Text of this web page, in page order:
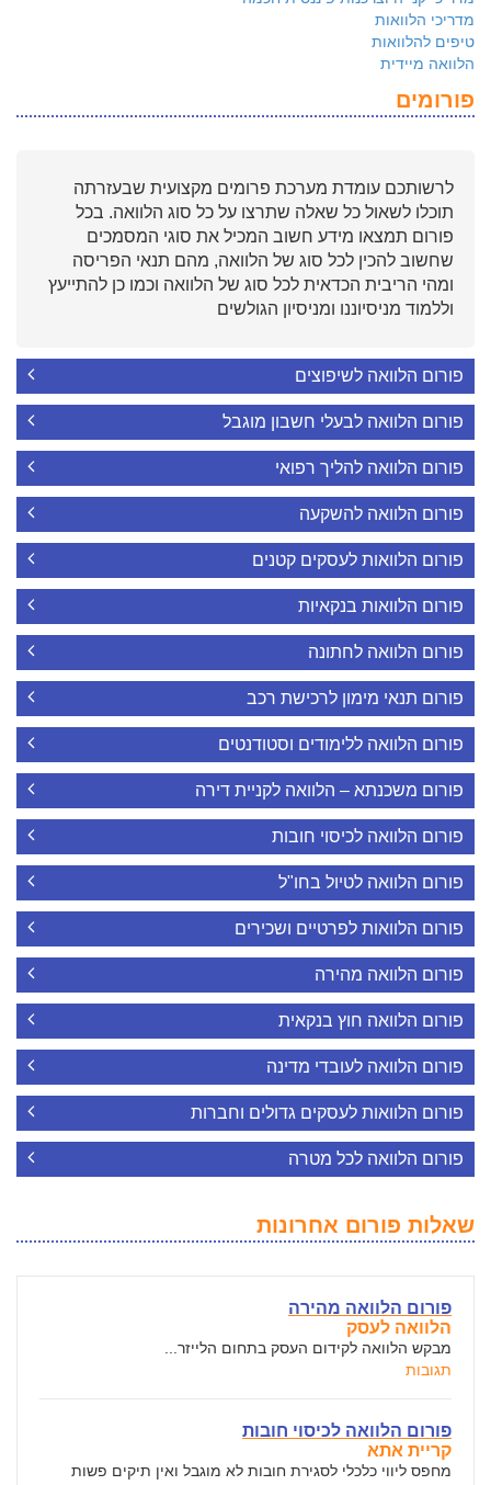
מדריכי הלוואות
טיפים להלוואות
הלוואה מיידית
פורומים
לרשותכם עומדת מערכת פרומים מקצועית שבעזרתה
תוכלו לשאול כל שאלה שתרצו על כל סוג הלוואה. בכל
פורום תמצאו מידע חשוב המכיל את סוגי המסמכים
שחשוב להכין לכל סוג של הלוואה, מהם תנאי הפריסה
ומהי הריבית הכדאית לכל סוג של הלוואה וכמו כן להתייעץ
וללמוד מניסיוננו ומניסיון הגולשים
פורום הלוואה לשיפוצים
פורום הלוואה לבעלי חשבון מוגבל
פורום הלוואה להליך רפואי
פורום הלוואה להשקעה
פורום הלוואות לעסקים קטנים
פורום הלוואות בנקאיות
פורום הלוואה לחתונה
פורום תנאי מימון לרכישת רכב
פורום הלוואה ללימודים וסטודנטים
פורום משכנתא – הלוואה לקניית דירה
פורום הלוואה לכיסוי חובות
פורום הלוואה לטיול בחו"ל
פורום הלוואות לפרטיים ושכירים
פורום הלוואה מהירה
פורום הלוואה חוץ בנקאית
פורום הלוואה לעובדי מדינה
פורום הלוואות לעסקים גדולים וחברות
פורום הלוואה לכל מטרה
שאלות פורום אחרונות
פורום הלוואה מהירה
הלוואה לעסק
מבקש הלוואה לקידום העסק בתחום הלייזר...
תגובות
פורום הלוואה לכיסוי חובות
קריית אתא
מחפס ליווי כלכלי לסגירת חובות לא מוגבל ואין תיקים פשות